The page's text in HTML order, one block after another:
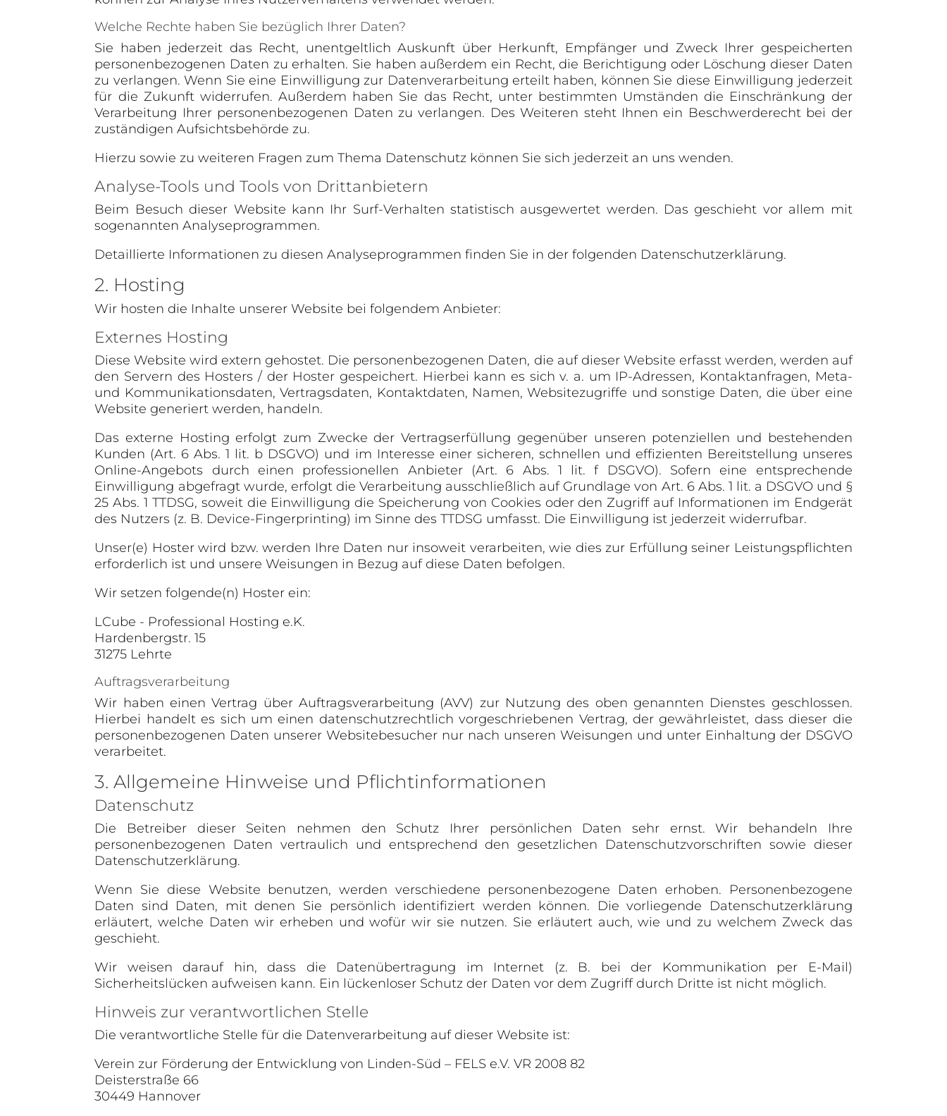
Welche Rechte haben Sie bezüglich Ihrer Daten?
Sie haben jederzeit das Recht, unentgeltlich Auskunft über Herkunft, Empfänger und Zweck Ihrer gespeicherten
personenbezogenen Daten zu erhalten. Sie haben außerdem ein Recht, die Berichtigung oder Löschung dieser Daten
zu verlangen. Wenn Sie eine Einwilligung zur Datenverarbeitung erteilt haben, können Sie diese Einwilligung jederzeit
für die Zukunft widerrufen. Außerdem haben Sie das Recht, unter bestimmten Umständen die Einschränkung der
Verarbeitung Ihrer personenbezogenen Daten zu verlangen. Des Weiteren steht Ihnen ein Beschwerderecht bei der
zuständigen Aufsichtsbehörde zu.
Hierzu sowie zu weiteren Fragen zum Thema Datenschutz können Sie sich jederzeit an uns wenden.
Analyse-Tools und Tools von Dritt­anbietern
Beim Besuch dieser Website kann Ihr Surf-Verhalten statistisch ausgewertet werden. Das geschieht vor allem mit
sogenannten Analyseprogrammen.
Detaillierte Informationen zu diesen Analyseprogrammen finden Sie in der folgenden Datenschutzerklärung.
2. Hosting
Wir hosten die Inhalte unserer Website bei folgendem Anbieter:
Externes Hosting
Diese Website wird extern gehostet. Die personenbezogenen Daten, die auf dieser Website erfasst werden, werden auf
den Servern des Hosters / der Hoster gespeichert. Hierbei kann es sich v. a. um IP-Adressen, Kontaktanfragen, Meta-
und Kommunikationsdaten, Vertragsdaten, Kontaktdaten, Namen, Websitezugriffe und sonstige Daten, die über eine
Website generiert werden, handeln.
Das externe Hosting erfolgt zum Zwecke der Vertragserfüllung gegenüber unseren potenziellen und bestehenden
Kunden (Art. 6 Abs. 1 lit. b DSGVO) und im Interesse einer sicheren, schnellen und effizienten Bereitstellung unseres
Online-Angebots durch einen professionellen Anbieter (Art. 6 Abs. 1 lit. f DSGVO). Sofern eine entsprechende
Einwilligung abgefragt wurde, erfolgt die Verarbeitung ausschließlich auf Grundlage von Art. 6 Abs. 1 lit. a DSGVO und §
25 Abs. 1 TTDSG, soweit die Einwilligung die Speicherung von Cookies oder den Zugriff auf Informationen im Endgerät
des Nutzers (z. B. Device-Fingerprinting) im Sinne des TTDSG umfasst. Die Einwilligung ist jederzeit widerrufbar.
Unser(e) Hoster wird bzw. werden Ihre Daten nur insoweit verarbeiten, wie dies zur Erfüllung seiner Leistungspflichten
erforderlich ist und unsere Weisungen in Bezug auf diese Daten befolgen.
Wir setzen folgende(n) Hoster ein:
LCube - Professional Hosting e.K.
Hardenbergstr. 15
31275 Lehrte
Auftragsverarbeitung
Wir haben einen Vertrag über Auftragsverarbeitung (AVV) zur Nutzung des oben genannten Dienstes geschlossen.
Hierbei handelt es sich um einen datenschutzrechtlich vorgeschriebenen Vertrag, der gewährleistet, dass dieser die
personenbezogenen Daten unserer Websitebesucher nur nach unseren Weisungen und unter Einhaltung der DSGVO
verarbeitet.
3. Allgemeine Hinweise und Pflicht­informationen
Datenschutz
Die Betreiber dieser Seiten nehmen den Schutz Ihrer persönlichen Daten sehr ernst. Wir behandeln Ihre
personenbezogenen Daten vertraulich und entsprechend den gesetzlichen Datenschutzvorschriften sowie dieser
Datenschutzerklärung.
Wenn Sie diese Website benutzen, werden verschiedene personenbezogene Daten erhoben. Personenbezogene
Daten sind Daten, mit denen Sie persönlich identifiziert werden können. Die vorliegende Datenschutzerklärung
erläutert, welche Daten wir erheben und wofür wir sie nutzen. Sie erläutert auch, wie und zu welchem Zweck das
geschieht.
Wir weisen darauf hin, dass die Datenübertragung im Internet (z. B. bei der Kommunikation per E-Mail)
Sicherheitslücken aufweisen kann. Ein lückenloser Schutz der Daten vor dem Zugriff durch Dritte ist nicht möglich.
Hinweis zur verantwortlichen Stelle
Die verantwortliche Stelle für die Datenverarbeitung auf dieser Website ist:
Verein zur Förderung der Entwicklung von Linden-Süd – FELS e.V. VR 2008 82
Deisterstraße 66
30449 Hannover